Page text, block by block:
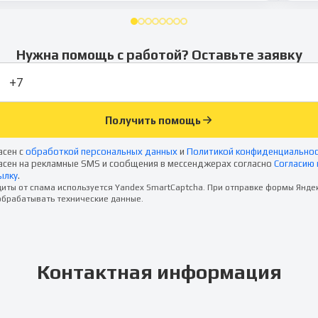
Нужна помощь с работой? Оставьте заявку
Получить помощь
с обработкой персональных данных и Политикой
на рекламные SMS и сообщения в мессенджерах согласно Согласию
.
от спама используется Yandex SmartCaptcha. При отправке формы
технические данные.
Контактная информация